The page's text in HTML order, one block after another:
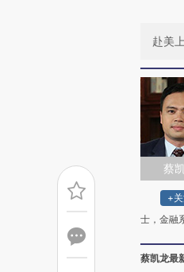
赴美
蔡
+
士，金融
蔡凯龙最